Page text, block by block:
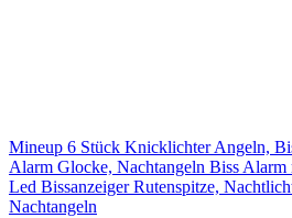
Mineup 6 Stück Knicklichter Angeln,
Alarm Glocke, Nachtangeln Biss
Led Bissanzeiger Rutenspitze,
Nachtangeln